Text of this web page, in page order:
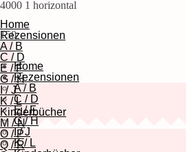
4000 1 horizontal
Home
Rezensionen
A / B
C / D
E / F
G / H
I / J
K / L
Kinderbücher
M / N
O / P
Q / R
150
Home
Rezensionen
A / B
C / D
E / F
G / H
I / J
K / L